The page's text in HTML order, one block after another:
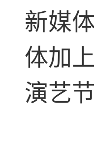
新媒
体加
演艺